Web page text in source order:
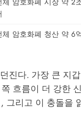
체 암호화폐 청산 약 6
진다. 가장 큰 지
흐름이 더 강한
그리고 이 충돌을